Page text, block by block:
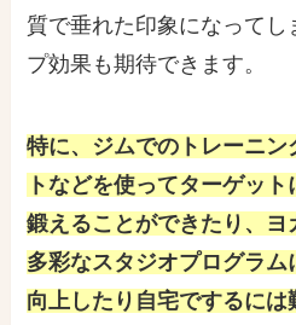
質で垂れた印象になってし
プ効果も期待できます。
特に、ジムでのトレーニン
トなどを使ってターゲッ
鍛えることができたり、
多彩なスタジオプログラ
向上したり自宅でするに